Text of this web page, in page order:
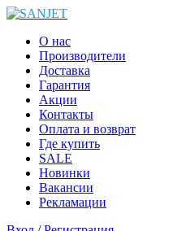
О нас
Производители
Доставка
Гарантия
Акции
Контакты
Оплата и возврат
Где купить
SALE
Новинки
Вакансии
Рекламации